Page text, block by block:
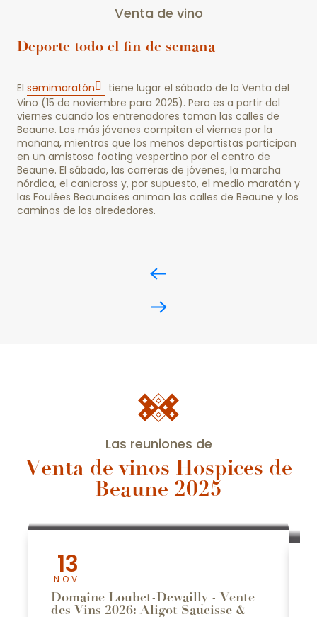
Venta de vino
Deporte todo el fin de semana
El semimaratón
tiene lugar el sábado de la Venta del
Vino (15 de noviembre para 2025). Pero es a partir del
viernes cuando los entrenadores toman las calles de
Beaune. Los más jóvenes compiten el viernes por la
mañana, mientras que los menos deportistas participan
en un amistoso footing vespertino por el centro de
Beaune. El sábado, las carreras de jóvenes, la marcha
nórdica, el canicross y, por supuesto, el medio maratón y
las Foulées Beaunoises animan las calles de Beaune y los
caminos de los alrededores.
Las reuniones de
Venta de vinos Hospices de
Beaune 2025
13
NOV.
Domaine Loubet-Dewailly - Vente
des Vins 2026: Aligot Saucisse &